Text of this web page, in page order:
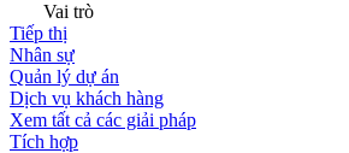
Vai trò
Tiếp thị
Nhân sự
Quản lý dự án
Dịch vụ khách hàng
Xem tất cả các giải pháp
Tích hợp